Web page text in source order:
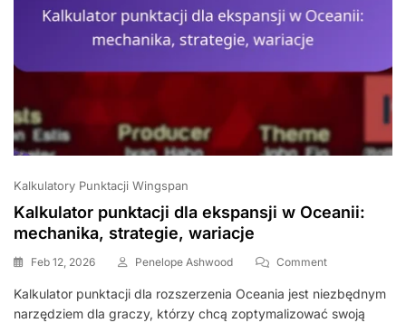
Kalkulatory Punktacji Wingspan
Kalkulator punktacji dla ekspansji w Oceanii:
mechanika, strategie, wariacje
Feb 12, 2026 Penelope Ashwood CommentOn
Punktacji
Dla
Kalkulator punktacji dla rozszerzenia Oceania jest niezbędnym
narzędziem dla graczy, którzy chcą zoptymalizować swoją